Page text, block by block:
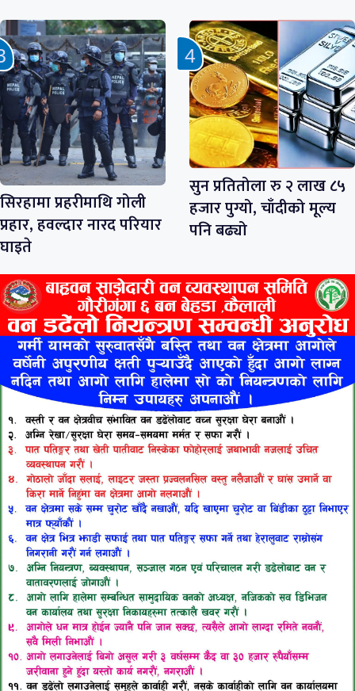
सिरहामा प्रहरीमाथि गोली
प्रहार, हवल्दार नारद परियार
घाइते
सुन प्रतितोला रु २ लाख ८५
हजार पुग्यो, चाँदीको मूल्य
पनि बढ्यो